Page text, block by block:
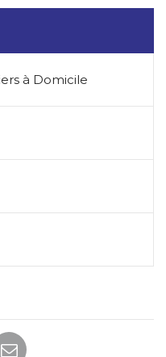
à Domicile